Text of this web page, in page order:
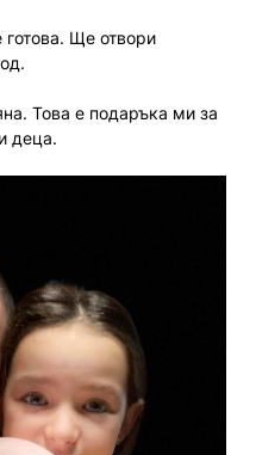
готова. Ще отвори
Това е подаръка ми за
деца.